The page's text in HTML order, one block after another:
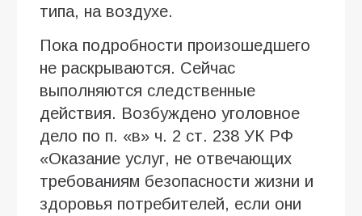
типа, на воздухе.
Пока подробности произошедшего
не раскрываются. Сейчас
выполняются следственные
действия. Возбуждено уголовное
дело по п. «в» ч. 2 ст. 238 УК РФ
«Оказание услуг, не отвечающих
требованиям безопасности жизни и
здоровья потребителей, если они